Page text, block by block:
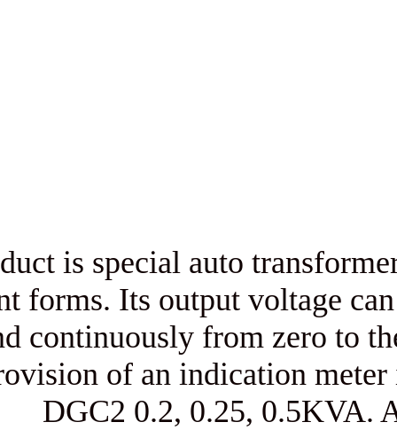
The product is special auto
different forms. Its output
and continuously from
provision of an
DGC2 0.2, 0.25,